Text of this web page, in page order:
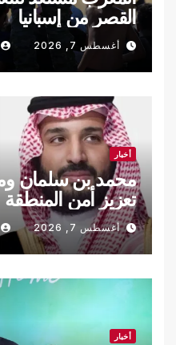
القصر من إسبانيا
أغسطس 7, 2026
أخبار
محمد بن سلمان
تعزيز أمن المنطقة
أغسطس 7, 2026
أخبار